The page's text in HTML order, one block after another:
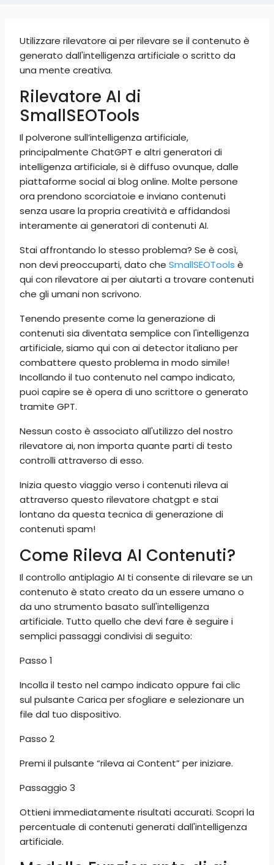
Utilizzare rilevatore ai per rilevare se il contenuto è
generato dall'intelligenza artificiale o scritto da
una mente creativa.
Rilevatore AI di
SmallSEOTools
Il polverone sull’intelligenza artificiale,
principalmente ChatGPT e altri generatori di
intelligenza artificiale, si è diffuso ovunque, dalle
piattaforme social ai blog online. Molte persone
ora prendono scorciatoie e inviano contenuti
senza usare la propria creatività e affidandosi
interamente ai generatori di contenuti AI.
Stai affrontando lo stesso problema? Se è così,
non devi preoccuparti, dato che SmallSEOTools è
qui con rilevatore ai per aiutarti a trovare contenuti
che gli umani non scrivono.
Tenendo presente come la generazione di
contenuti sia diventata semplice con l'intelligenza
artificiale, siamo qui con ai detector italiano per
combattere questo problema in modo simile!
Incollando il tuo contenuto nel campo indicato,
puoi capire se è opera di uno scrittore o generato
tramite GPT.
Nessun costo è associato all'utilizzo del nostro
rilevatore ai, non importa quante parti di testo
controlli attraverso di esso.
Inizia questo viaggio verso i contenuti rileva ai
attraverso questo rilevatore chatgpt e stai
lontano da questa tecnica di generazione di
contenuti spam!
Come Rileva AI Contenuti?
Il controllo antiplagio AI ti consente di rilevare se un
contenuto è stato creato da un essere umano o
da uno strumento basato sull'intelligenza
artificiale. Tutto quello che devi fare è seguire i
semplici passaggi condivisi di seguito:
Passo 1
Incolla il testo nel campo indicato oppure fai clic
sul pulsante Carica per sfogliare e selezionare un
file dal tuo dispositivo.
Passo 2
Premi il pulsante “rileva ai Content” per iniziare.
Passaggio 3
Ottieni immediatamente risultati accurati. Scopri la
percentuale di contenuti generati dall'intelligenza
artificiale.